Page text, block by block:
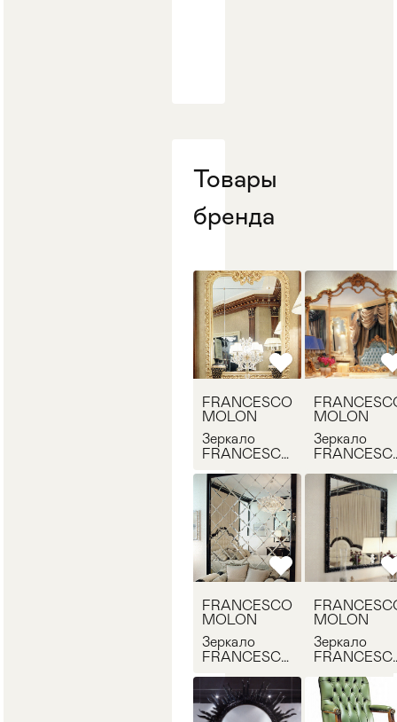
Товары
бренда
FRANCESCO
MOLON
Зеркало
FRANCESCO
MOLON
Зеркало
Q136
FRANCESCO
MOLON
Зеркало
FRANCESCO
Q506.01
MOLON
Зеркало
Q503.01